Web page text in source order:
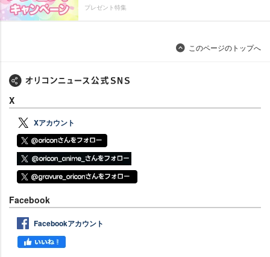
プレゼント特集
このページのトップへ
X
Xアカウント
Facebook
Facebookアカウント